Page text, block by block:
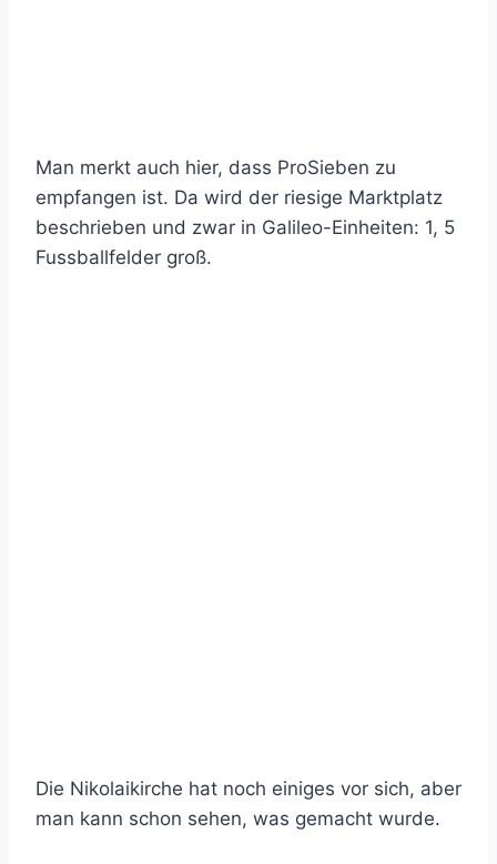
Man merkt auch hier, dass ProSieben zu
empfangen ist. Da wird der riesige Marktplatz
beschrieben und zwar in Galileo-Einheiten: 1, 5
Fussballfelder groß.
Die Nikolaikirche hat noch einiges vor sich, aber
man kann schon sehen, was gemacht wurde.